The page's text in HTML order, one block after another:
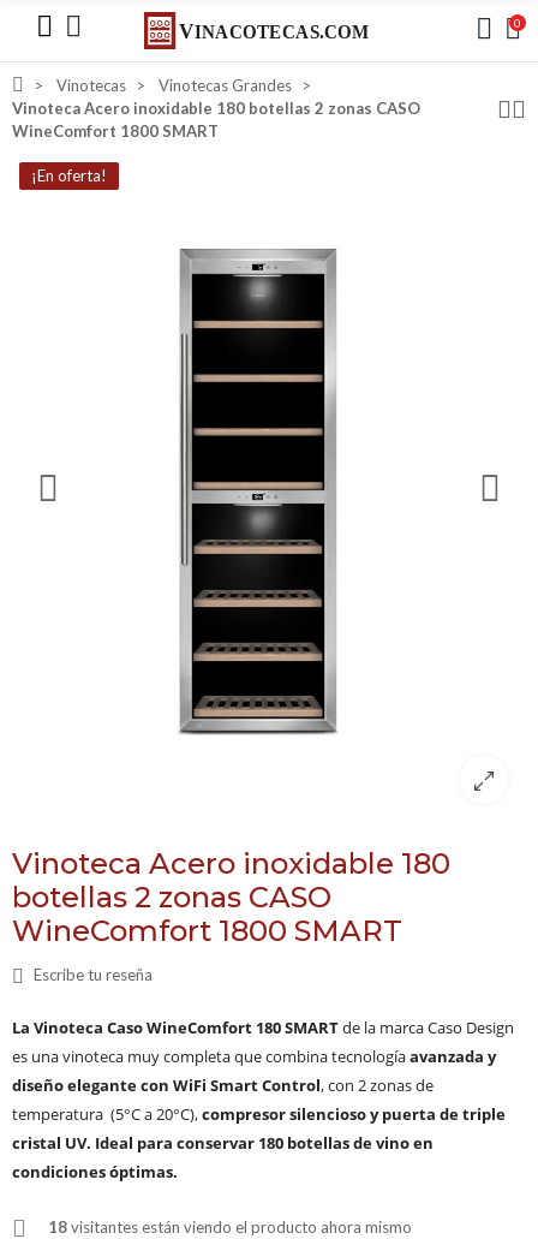
0
Vinotecas
Vinotecas Grandes
Vinoteca Acero inoxidable 180 botellas 2 zonas CASO
WineComfort 1800 SMART
¡En oferta!
Vinoteca Acero inoxidable 180
botellas 2 zonas CASO
WineComfort 1800 SMART
Escribe tu reseña
La Vinoteca Caso WineComfort 180 SMARTde la marca Caso Design
es una vinoteca muy completa que combina tecnologíaavanzada y
diseño elegante con WiFi Smart Control, con 2 zonas de
temperatura (5°C a 20°C),compresor silencioso y puerta de triple
cristal UV. Ideal para conservar 180 botellas de vino en
condiciones óptimas.
18visitantes están viendo el producto ahora mismo